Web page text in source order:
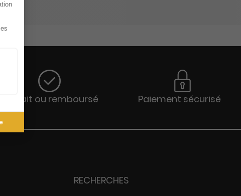
Satisfait ou remboursé Paiement sécurisé
RECHERCHES